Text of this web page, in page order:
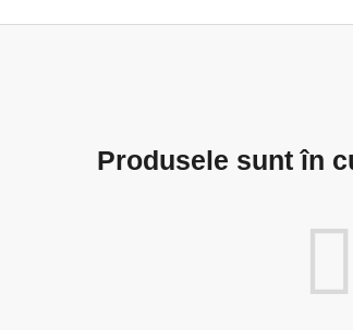
Produsele sunt în